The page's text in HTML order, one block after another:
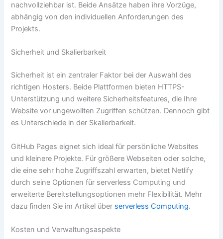
nachvollziehbar ist. Beide Ansätze haben ihre Vorzüge,
abhängig von den individuellen Anforderungen des
Projekts.
Sicherheit und Skalierbarkeit
Sicherheit ist ein zentraler Faktor bei der Auswahl des
richtigen Hosters. Beide Plattformen bieten HTTPS-
Unterstützung und weitere Sicherheitsfeatures, die Ihre
Website vor ungewollten Zugriffen schützen. Dennoch gibt
es Unterschiede in der Skalierbarkeit.
GitHub Pages eignet sich ideal für persönliche Websites
und kleinere Projekte. Für größere Webseiten oder solche,
die eine sehr hohe Zugriffszahl erwarten, bietet Netlify
durch seine Optionen für serverless Computing und
erweiterte Bereitstellungsoptionen mehr Flexibilität. Mehr
dazu finden Sie im Artikel über serverless Computing.
Kosten und Verwaltungsaspekte